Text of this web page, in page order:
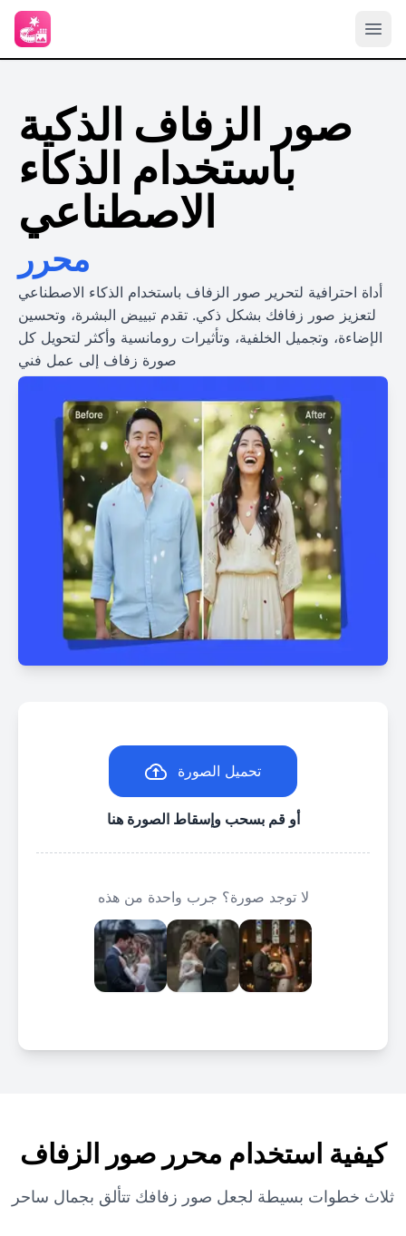
صور الزفاف الذكية
باستخدام الذكاء
الاصطناعي
محرر
أداة احترافية لتحرير صور الزفاف باستخدام الذكاء الاصطناعي
لتعزيز صور زفافك بشكل ذكي. تقدم تبييض البشرة، وتحسين
الإضاءة، وتجميل الخلفية، وتأثيرات رومانسية وأكثر لتحويل كل
صورة زفاف إلى عمل فني
تحميل الصورة
أو قم بسحب وإسقاط الصورة هنا
لا توجد صورة؟ جرب واحدة من هذه
كيفية استخدام محرر صور الزفاف
ثلاث خطوات بسيطة لجعل صور زفافك تتألق بجمال ساحر